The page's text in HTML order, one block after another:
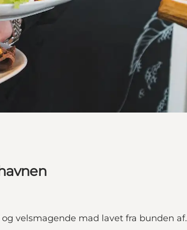
velsmagende mad lavet fra bunden af.